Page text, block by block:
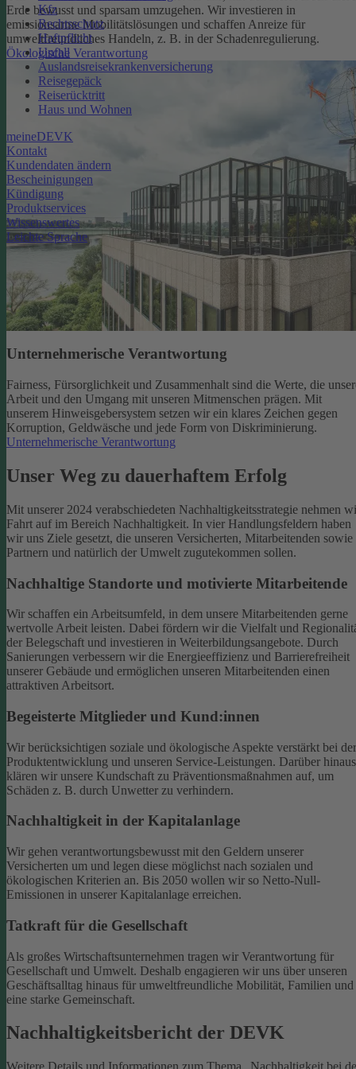
Kfz
Rechtsschutz
Haftpflicht
Unfall
Auslandsreisekrankenversicherung
Reisegepäck
Reiserücktritt
Haus und Wohnen
meineDEVK
Kontakt
Kundendaten ändern
Bescheinigungen
Kündigung
Produktservices
Wissenswertes
Leichte Sprache
Erde bewusst und sparsam umzugehen. Wir investieren in
emissionsarme Mobilitätslösungen und schaffen Anreize für
umweltfreundliches Handeln, z. B. in der Schadenregulierung.
Ökologische Verantwortung
Unternehmerische Verantwortung
Fairness, Fürsorglichkeit und Zusammenhalt sind die Werte, die
Arbeit und den Umgang mit unseren Mitmenschen prägen. Mit
unserem Hinweisgebersystem setzen wir ein klares Zeichen gegen
Korruption, Geldwäsche und jede Form von Diskriminierung.
Unternehmerische Verantwortung
Unser Weg zu dauerhaftem Erfolg
Mit unserer 2024 verabschiedeten Nachhaltigkeitsstrategie nehmen
Fahrt auf im Bereich Nachhaltigkeit. In vier Handlungsfeldern haben
wir uns Ziele gesetzt, die unseren Versicherten, Mitarbeitenden sowie
Partnern und natürlich der Umwelt zugutekommen sollen.
Nachhaltige Standorte und motivierte Mitarbeitende
Wir schaffen ein Arbeitsumfeld, in dem unsere Mitarbeitenden gerne
wertvolle Arbeit leisten. Dabei fördern wir die Vielfalt und
der Belegschaft und investieren in Weiterbildungsangebote. Durch
Sanierungen verbessern wir die Energieeffizienz und Barrierefreiheit
unserer Gebäude und ermöglichen unseren Mitarbeitenden einen
attraktiven Arbeitsort.
Begeisterte Mitglieder und Kund:innen
Wir berücksichtigen soziale und ökologische Aspekte verstärkt bei der
Produktentwicklung und unseren Service-Leistungen. Darüber hinaus
klären wir unsere Kundschaft zu Präventionsmaßnahmen auf, um
Schäden z. B. durch Unwetter zu verhindern.
Nachhaltigkeit in der Kapitalanlage
Wir gehen verantwortungsbewusst mit den Geldern unserer
Versicherten um und legen diese möglichst nach sozialen und
ökologischen Kriterien an. Bis 2050 wollen wir so Netto-Null-
Emissionen in unserer Kapitalanlage erreichen.
Tatkraft für die Gesellschaft
Als großes Wirtschaftsunternehmen tragen wir Verantwortung für
Gesellschaft und Umwelt. Deshalb engagieren wir uns über unseren
Geschäftsalltag hinaus für umweltfreundliche Mobilität, Familien und
eine starke Gemeinschaft.
Nachhaltigkeitsbericht der DEVK